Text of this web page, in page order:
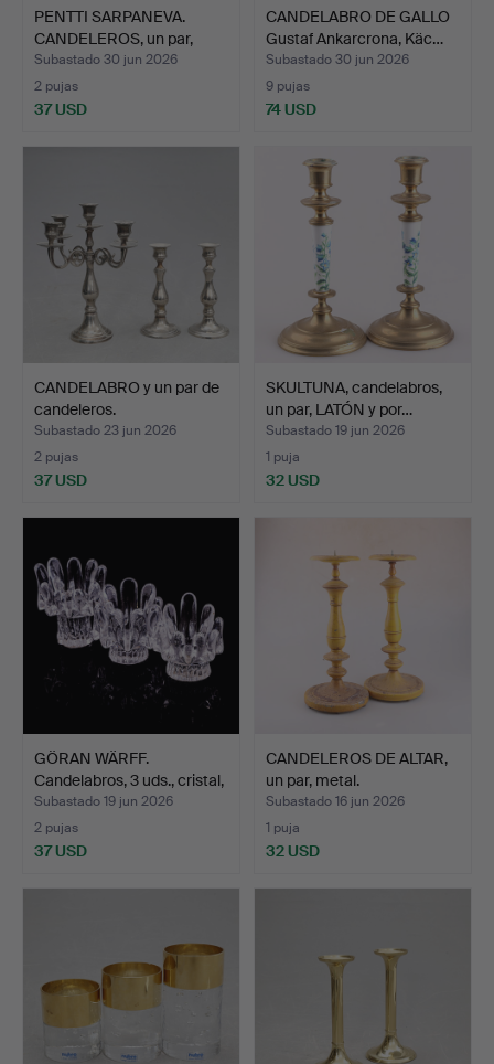
PENTTI SARPANEVA.
CANDELEROS, un par,
LATÓ…
Subastado 30 jun 2026
2 pujas
37 USD
CANDELABRO DE GALLO
Gustaf Ankarcrona, Käc…
Subastado 30 jun 2026
9 pujas
74 USD
CANDELABRO y un par de
candeleros.
Subastado 23 jun 2026
2 pujas
37 USD
SKULTUNA, candelabros,
un par, LATÓN y por…
Subastado 19 jun 2026
1 puja
32 USD
GÖRAN WÄRFF.
Candelabros, 3 uds., cristal,
…
Subastado 19 jun 2026
2 pujas
37 USD
CANDELEROS DE ALTAR,
un par, metal.
Subastado 16 jun 2026
1 puja
32 USD